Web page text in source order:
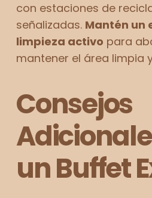
con estaciones de
señalizadas. Mantén un
limpieza activo para
mantener el área limpia
Consejos
un Buffet